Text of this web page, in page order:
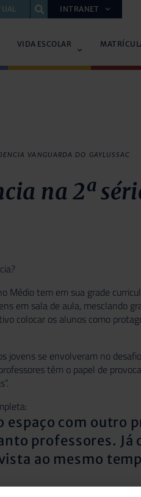
INTRANET
VIDA ESCOLAR
VANGUARDA DO GAYLUSSAC
na 2ª
Médio tem em sua grade
em sala de aula, mesclando
colocar os alunos como
jovens se envolveram no
têm o papel de
espaço com outro
professores. Já
ao mesmo